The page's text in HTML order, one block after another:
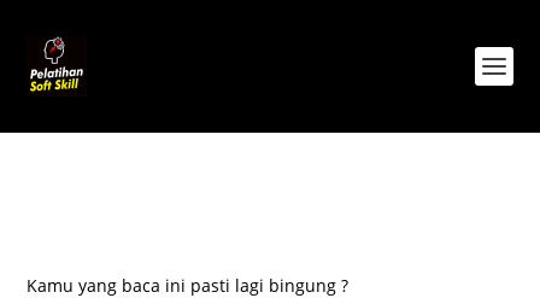
Kamu yang baca ini pasti lagi bingung ?